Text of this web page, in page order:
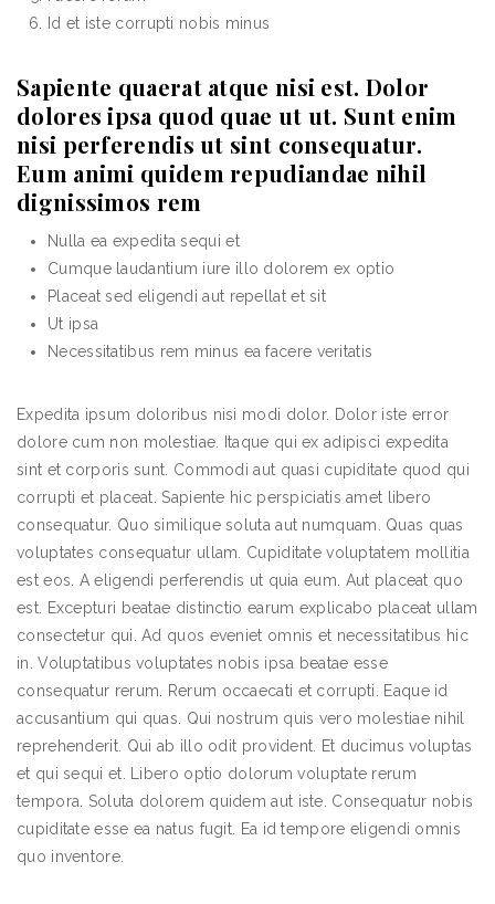
Id et iste corrupti nobis minus
Sapiente quaerat atque nisi est. Dolor
dolores ipsa quod quae ut ut. Sunt enim
nisi perferendis ut sint consequatur.
Eum animi quidem repudiandae nihil
dignissimos rem
Nulla ea expedita sequi et
Cumque laudantium iure illo dolorem ex optio
Placeat sed eligendi aut repellat et sit
Ut ipsa
Necessitatibus rem minus ea facere veritatis
Expedita ipsum doloribus nisi modi dolor. Dolor iste error
dolore cum non molestiae. Itaque qui ex adipisci expedita
sint et corporis sunt. Commodi aut quasi cupiditate quod qui
corrupti et placeat. Sapiente hic perspiciatis amet libero
consequatur. Quo similique soluta aut numquam. Quas quas
voluptates consequatur ullam. Cupiditate voluptatem mollitia
est eos. A eligendi perferendis ut quia eum. Aut placeat quo
est. Excepturi beatae distinctio earum explicabo placeat ullam
consectetur qui. Ad quos eveniet omnis et necessitatibus hic
in. Voluptatibus voluptates nobis ipsa beatae esse
consequatur rerum. Rerum occaecati et corrupti. Eaque id
accusantium qui quas. Qui nostrum quis vero molestiae nihil
reprehenderit. Qui ab illo odit provident. Et ducimus voluptas
et qui sequi et. Libero optio dolorum voluptate rerum
tempora. Soluta dolorem quidem aut iste. Consequatur nobis
cupiditate esse ea natus fugit. Ea id tempore eligendi omnis
quo inventore.